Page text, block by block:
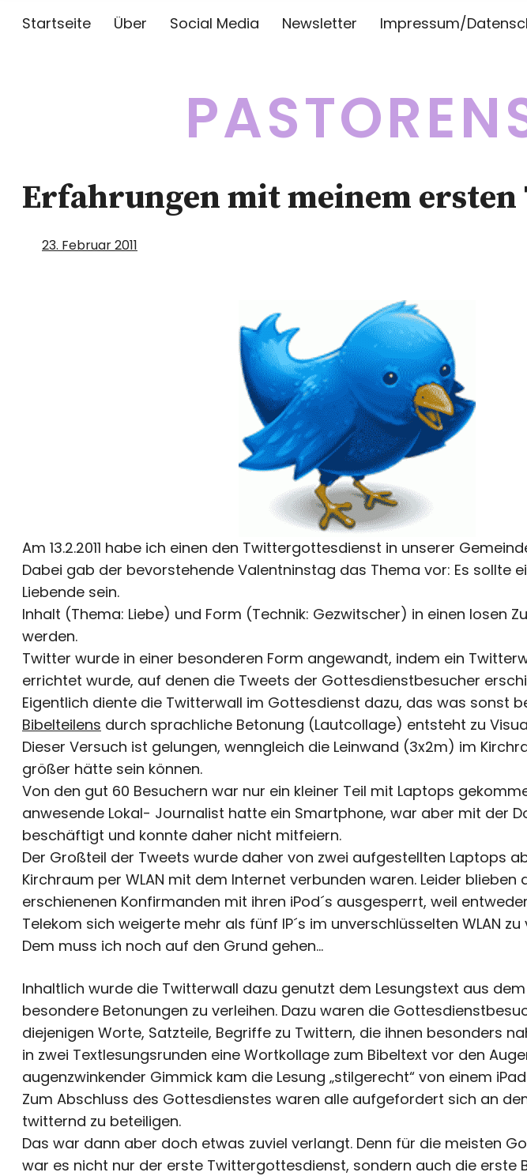
Startseite Über Social Media Newsletter Impressum/
Erfahrungen mit meinem
23. Februar 2011
Am 13.2.2011 habe ich einen den Twittergottesdienst in unserer
Dabei gab der bevorstehende Valentninstag das Thema vor: Es sollte
Liebende sein.
Inhalt (Thema: Liebe) und Form (Technik: Gezwitscher) in einen losen
werden.
Twitter wurde in einer besonderen Form angewandt, indem ein
errichtet wurde, auf denen die Tweets der Gottesdienstbesucher
Eigentlich diente die Twitterwall im Gottesdienst dazu, das was sonst
Bibelteilens durch sprachliche Betonung (Lautcollage) entsteht zu
Dieser Versuch ist gelungen, wenngleich die Leinwand (3x2m) im
größer hätte sein können.
Von den gut 60 Besuchern war nur ein kleiner Teil mit Laptops
anwesende Lokal- Journalist hatte ein Smartphone, war aber mit der
beschäftigt und konnte daher nicht mitfeiern.
Der Großteil der Tweets wurde daher von zwei aufgestellten Laptops
Kirchraum per WLAN mit dem Internet verbunden waren. Leider blieben
erschienenen Konfirmanden mit ihren iPod´s ausgesperrt, weil
Telekom sich weigerte mehr als fünf IP´s im unverschlüsselten WLAN zu
Dem muss ich noch auf den Grund gehen…
Inhaltlich wurde die Twitterwall dazu genutzt dem Lesungstext aus dem
besondere Betonungen zu verleihen. Dazu waren die
diejenigen Worte, Satzteile, Begriffe zu Twittern, die ihnen besonders
in zwei Textlesungsrunden eine Wortkollage zum Bibeltext vor den
augenzwinkender Gimmick kam die Lesung „stilgerecht“ von einem
Zum Abschluss des Gottesdienstes waren alle aufgefordert sich an
twitternd zu beteiligen.
Das war dann aber doch etwas zuviel verlangt. Denn für die meisten
war es nicht nur der erste Twittergottesdienst, sondern auch die erste